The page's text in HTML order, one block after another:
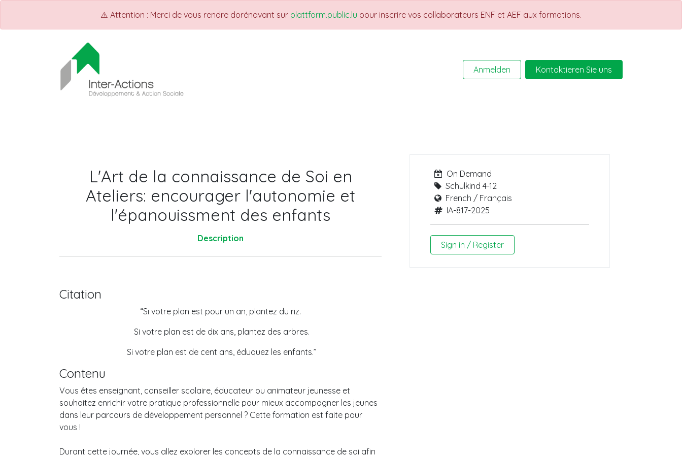
⚠️ Attention : Merci de vous rendre dorénavant sur plattform.public.lu pour inscrire vos collaborateurs ENF et AEF aux formations.
Anmelden Kontaktieren Sie uns
L'Art de la connaissance de Soi en
Ateliers: encourager l'autonomie et
l'épanouissment des enfants
Description
Citation
“Si votre plan est pour un an, plantez du riz.
Si votre plan est de dix ans, plantez des arbres.
Si votre plan est de cent ans, éduquez les enfants.”
Contenu
Vous êtes enseignant, conseiller scolaire, éducateur ou animateur jeunesse et
souhaitez enrichir votre pratique professionnelle pour mieux accompagner les jeunes
dans leur parcours de développement personnel ? Cette formation est faite pour
vous !
Durant cette journée, vous allez explorer les concepts de la connaissance de soi afin
On Demand
Schulkind 4-12
French / Français
IA-817-2025
Sign in / Register